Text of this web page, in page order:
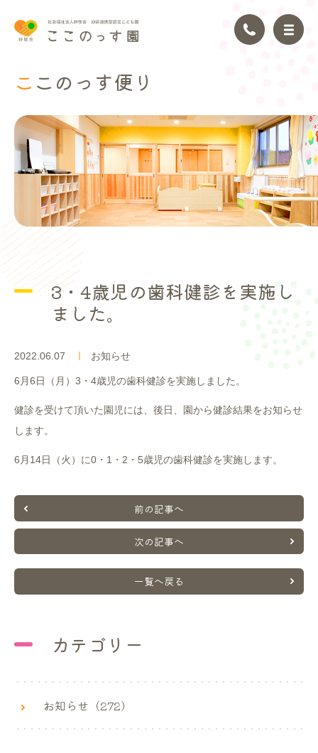
トップページ
園の理念
園の紹介
園の生活
アクセス
採用情報
ここのっ す便り
3・4歳児の歯科健診を実施し
ました。
2022.06.07 お知らせ
6月6日（月）3・4歳児の歯科健診を実施しました。
健診を受けて頂いた園児には、後日、園から健診結果をお知らせ
します。
6月14日（火）に0・1・2・5歳児の歯科健診を実施します。
前の記事へ
次の記事へ
一覧へ戻る
カテゴリー
お知らせ（272）